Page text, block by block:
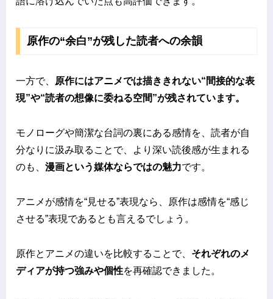
原作の“余白”が残した読者への余韻
一方で、
原作にはアニメでは描ききれない“間接的な表
現”や“読者の想像に委ねる空間”が残されています。
モノローグや簡潔な台詞の裏にある感情を、読者が自
分なりに汲み取ることで、より深い読後感が生まれる
のも、 漫画という媒体ならではの魅力です。
アニメが感情を“見せる”表現なら、原作は感情を“感じ
させる”表現であるとも言えるでしょう。
原作とアニメの違いを比較することで、 それぞれのメ
ディアが持つ強みや個性を再確認できました。